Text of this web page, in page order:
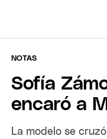
NOTAS
Sofía
encaró a
La modelo se